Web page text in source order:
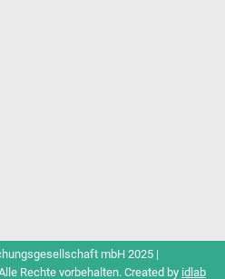
mbH 2025 |
Rechte vorbehalten. Created by idlab